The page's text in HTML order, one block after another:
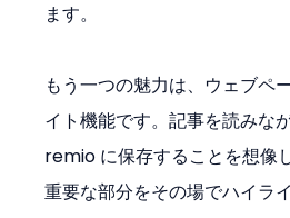
ます。
もう一つの魅力は、ウェブペ
イト機能です。記事を読みな
remio に保存することを想像
重要な部分をその場でハイラ